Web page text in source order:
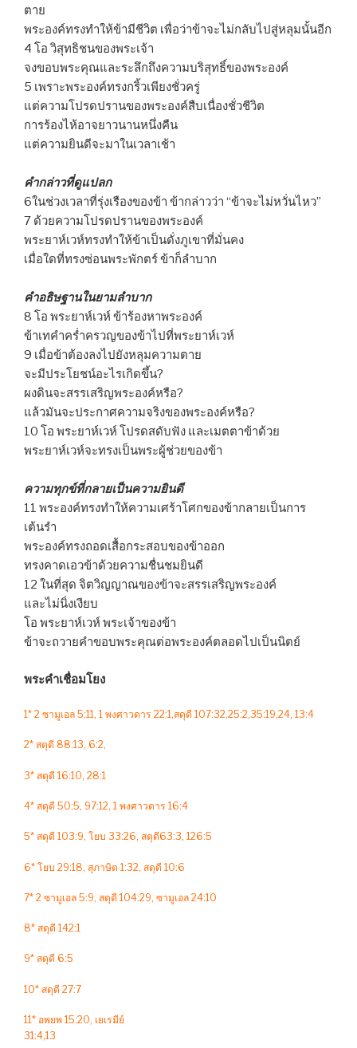
ตาย
พระองค์ทรงทำให้ข้ามีชีวิต เพื่อว่าข้าจะไม่กลับไปสู่หลุมนั้นอีก
4 โอ วิสุทธิชนของพระเจ้า
จงขอบพระคุณและระลึกถึงความบริสุทธิ์ของพระองค์
5 เพราะพระองค์ทรงกริ้วเพียงชั่วครู่
แต่ความโปรดปรานของพระองค์สืบเนื่องชั่วชีวิต
การร้องไห้อาจยาวนานหนึ่งคืน
แต่ความยินดีจะมาในเวลาเช้า
คำกล่าวที่ดูแปลก
6ในช่วงเวลาที่รุ่งเรืองของข้า ข้ากล่าวว่า “ข้าจะไม่หวั่นไหว”
7 ด้วยความโปรดปรานของพระองค์
พระยาห์เวห์ทรงทำให้ข้าเป็นดั่งภูเขาที่มั่นคง
เมื่อใดที่ทรงซ่อนพระพักตร์ ข้าก็ลำบาก
คำอธิษฐานในยามลำบาก
8 โอ พระยาห์เวห์ ข้าร้องหาพระองค์
ข้าเทคำคร่ำครวญของข้าไปที่พระยาห์เวห์
9 เมื่อข้าต้องลงไปยังหลุมความตาย
จะมีประโยชน์อะไรเกิดขึ้น?
ผงดินจะสรรเสริญพระองค์หรือ?
แล้วมันจะประกาศความจริงของพระองค์หรือ?
10 โอ พระยาห์เวห์ โปรดสดับฟัง และเมตตาข้าด้วย
พระยาห์เวห์จะทรงเป็นพระผู้ช่วยของข้า
ความทุกข์ที่กลายเป็นความยินดี
11 พระองค์ทรงทำให้ความเศร้าโศกของข้ากลายเป็นการ
เต้นรำ
พระองค์ทรงถอดเสื้อกระสอบของข้าออก
ทรงคาดเอวข้าด้วยความชื่นชมยินดี
12 ในที่สุด จิตวิญญาณของข้าจะสรรเสริญพระองค์
และไม่นิ่งเงียบ
โอ พระยาห์เวห์ พระเจ้าของข้า
ข้าจะถวายคำขอบพระคุณต่อพระองค์ตลอดไปเป็นนิตย์
พระคำเชื่อมโยง
1* 2 ซามูเอล 5:11, 1 พงศาวดาร 22:1,สดุดี 107:32,25:2,35:19,24, 13:4
2* สดุดี 88:13, 6:2,
3* สดุดี 16:10, 28:1
4* สดุดี 50:5, 97:12, 1 พงศาวดาร 16:4
5* สดุดี 103:9, โยบ 33:26, สดุดี63:3, 126:5
6* โยบ 29:18, สุภาษิต 1:32, สดุดี 10:6
7* 2 ซามูเอล 5:9, สดุดี 104:29, ซามูเอล 24:10
8* สดุดี 142:1
9* สดุดี 6:5
10* สดุดี 27:7
11* อพยพ 15:20, เยเรมีย์
31:4,13